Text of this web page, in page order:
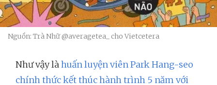
Nguồn: Trà Nhữ @averagetea_ cho Vietcetera
Như vậy làhuấn luyện viên Park Hang-seo
chính thức kết thúc hành trình 5 năm với